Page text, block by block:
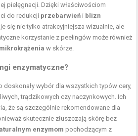
pielęgnacji. Dzięki właściwościom
do redukcji przebarwień i blizn
się nie tylko atrakcyjniejsza wizualnie, ale
korzystanie z peelingów może również
mikrokrążenia w skórze.
enzymatyczne?
doskonały wybór dla wszystkich typów cery,
trądzikowych czy naczynkowych. Ich
że są szczególnie rekomendowane dla
skutecznie złuszczają skórę bez
enzymom pochodzącym z